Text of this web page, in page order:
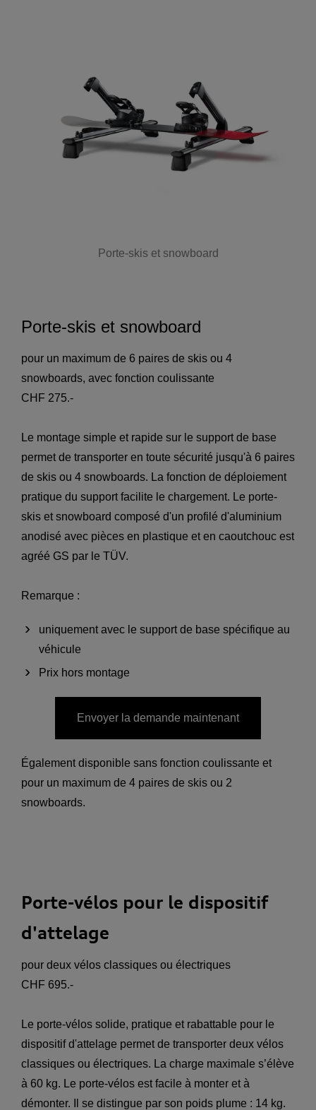
Porte-skis et snowboard
Porte-skis et snowboard
pour un maximum de 6 paires de skis ou 4
snowboards, avec fonction coulissante
CHF 275.-
Le montage simple et rapide sur le support de base
permet de transporter en toute sécurité jusqu'à 6 paires
de skis ou 4 snowboards. La fonction de déploiement
pratique du support facilite le chargement. Le porte-
skis et snowboard composé d'un profilé d'aluminium
anodisé avec pièces en plastique et en caoutchouc est
agréé GS par le TÜV.
Remarque :
uniquement avec le support de base spécifique au
véhicule
Prix hors montage
Envoyer la demande maintenant
Également disponible sans fonction coulissante et
pour un maximum de 4 paires de skis ou 2
snowboards.
Porte-vélos pour le dispositif
d'attelage
pour deux vélos classiques ou électriques
CHF 695.-
Le porte-vélos solide, pratique et rabattable pour le
dispositif d'attelage permet de transporter deux vélos
classiques ou électriques. La charge maximale s’élève
à 60 kg. Le porte-vélos est facile à monter et à
démonter. Il se distingue par son poids plume : 14 kg.